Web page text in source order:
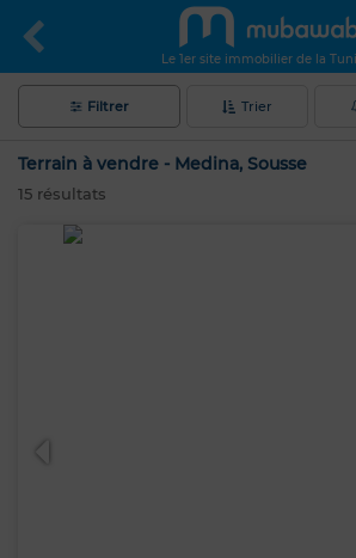
Le 1er site immobilier de la
Filtrer Trier
Terrain à vendre - Medina, Sousse
15 résultats